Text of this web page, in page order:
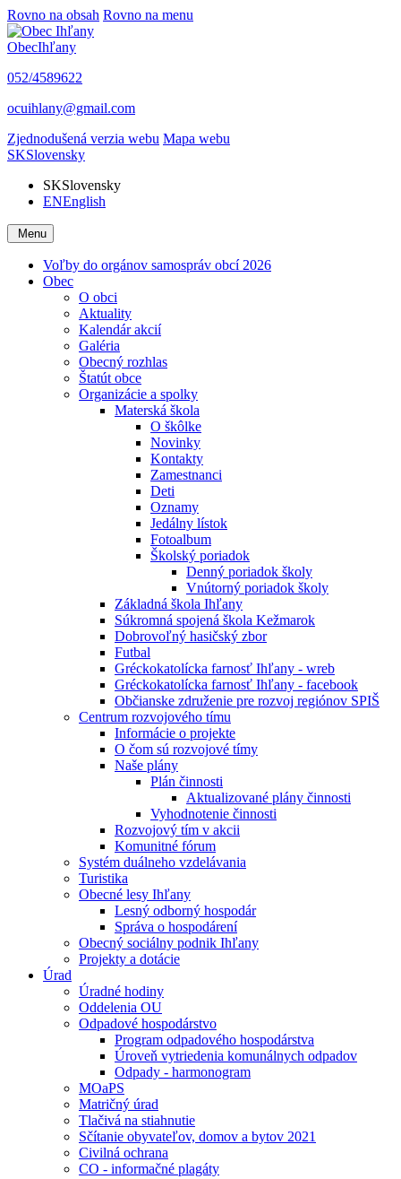
Rovno na obsah Rovno na menu
ObecIhľany
052/4589622
ocuihlany@gmail.com
Zjednodušená verzia webu Mapa webu
SKSlovensky
SKSlovensky
ENEnglish
Menu
Voľby do orgánov samospráv obcí 2026
Obec
O obci
Aktuality
Kalendár akcií
Galéria
Obecný rozhlas
Štatút obce
Organizácie a spolky
Materská škola
O škôlke
Novinky
Kontakty
Zamestnanci
Deti
Oznamy
Jedálny lístok
Fotoalbum
Školský poriadok
Denný poriadok školy
Vnútorný poriadok školy
Základná škola Ihľany
Súkromná spojená škola Kežmarok
Dobrovoľný hasičský zbor
Futbal
Gréckokatolícka farnosť Ihľany - wreb
Gréckokatolícka farnosť Ihľany - facebook
Občianske združenie pre rozvoj regiónov SPIŠ
Centrum rozvojového tímu
Informácie o projekte
O čom sú rozvojové tímy
Naše plány
Plán činnosti
Aktualizované plány činnosti
Vyhodnotenie činnosti
Rozvojový tím v akcii
Komunitné fórum
Systém duálneho vzdelávania
Turistika
Obecné lesy Ihľany
Lesný odborný hospodár
Správa o hospodárení
Obecný sociálny podnik Ihľany
Projekty a dotácie
Úrad
Úradné hodiny
Oddelenia OU
Odpadové hospodárstvo
Program odpadového hospodárstva
Úroveň vytriedenia komunálnych odpadov
Odpady - harmonogram
MOaPS
Matričný úrad
Tlačivá na stiahnutie
Sčítanie obyvateľov, domov a bytov 2021
Civilná ochrana
CO - informačné plagáty